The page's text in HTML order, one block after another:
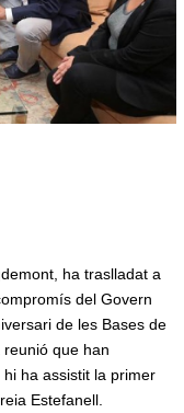
ha traslladat a
del Govern
de les Bases de
reunió que han
ha assistit la primer
Estefanell.